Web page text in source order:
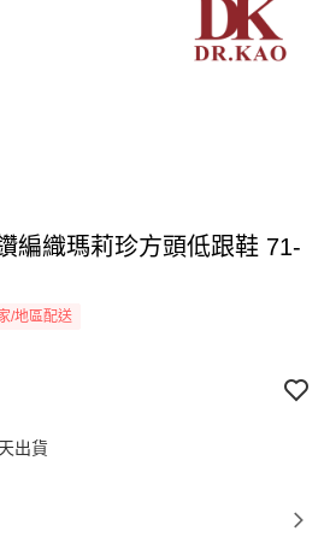
編織瑪莉珍方頭低跟鞋 71-
/地區配送
出貨